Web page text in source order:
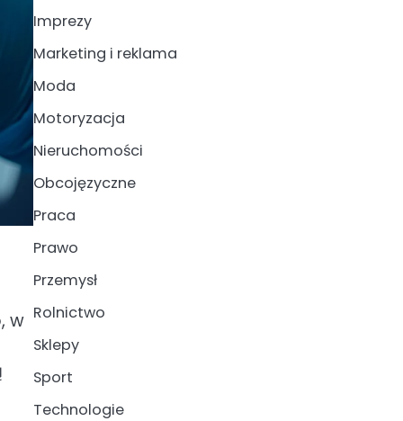
w
Imprezy
Marketing i reklama
Moda
Motoryzacja
Nieruchomości
Obcojęzyczne
Praca
Prawo
Przemysł
Rolnictwo
Sklepy
Sport
Technologie